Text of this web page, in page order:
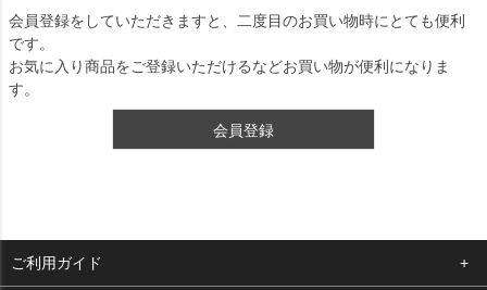
会員登録をしていただきますと、二度目のお買い物時にとても便利
です。
お気に入り商品をご登録いただけるなどお買い物が便利になりま
す。
会員登録
ご利用ガイド